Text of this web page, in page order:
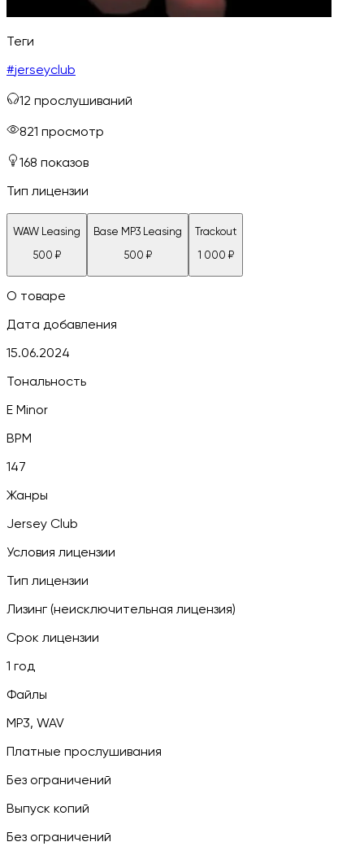
Теги
#jerseyclub
12 прослушиваний
821 просмотр
168 показов
Тип лицензии
WAW Leasing
500 ₽
Base MP3 Leasing
500 ₽
Trackout
1 000 ₽
О товаре
Дата добавления
15.06.2024
Тональность
E Minor
BPM
147
Жанры
Jersey Club
Условия лицензии
Тип лицензии
Лизинг (неисключительная лицензия)
Срок лицензии
1 год
Файлы
MP3, WAV
Платные прослушивания
Без ограничений
Выпуск копий
Без ограничений